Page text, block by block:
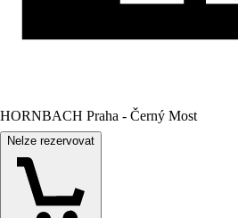
HORNBACH Praha - Černý Most
Nelze rezervovat